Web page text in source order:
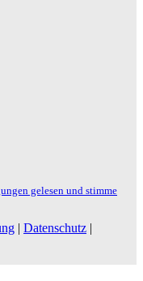
gelesen und stimme
Datenschutz